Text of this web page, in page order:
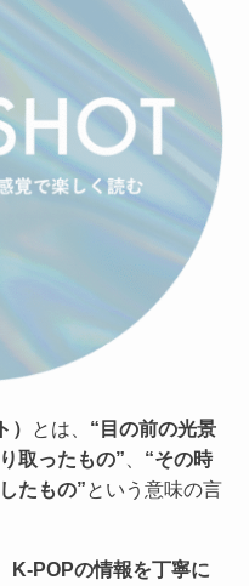
とは、 “目の前の光景
取ったもの”
“その時
たもの”という意味の言
K-POPの情報を丁寧に